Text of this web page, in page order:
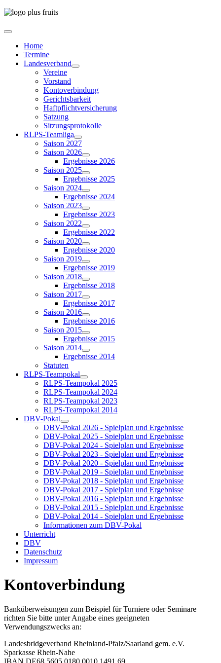
Home
Termine
Landesverband
Vereine
Vorstand
Kontoverbindung
Gerichtsbarkeit
Haftpflichtversicherung
Satzung
Sitzungsprotokolle
RLPS-Teamliga
Saison 2027
Saison 2026
Ergebnisse 2026
Saison 2025
Ergebnisse 2025
Saison 2024
Ergebnisse 2024
Saison 2023
Ergebnisse 2023
Saison 2022
Ergebnisse 2022
Saison 2020
Ergebnisse 2020
Saison 2019
Ergebnisse 2019
Saison 2018
Ergebnisse 2018
Saison 2017
Ergebnisse 2017
Saison 2016
Ergebnisse 2016
Saison 2015
Ergebnisse 2015
Saison 2014
Ergebnisse 2014
Statuten
RLPS-Teampokal
RLPS-Teampokal 2025
RLPS-Teampokal 2024
RLPS-Teampokal 2023
RLPS-Teampokal 2014
DBV-Pokal
DBV-Pokal 2026 - Spielplan und Ergebnisse
DBV-Pokal 2025 - Spielplan und Ergebnisse
DBV-Pokal 2024 - Spielplan und Ergebnisse
DBV-Pokal 2023 - Spielplan und Ergebnisse
DBV-Pokal 2020 - Spielplan und Ergebnisse
DBV-Pokal 2019 - Spielplan und Ergebnisse
DBV-Pokal 2018 - Spielplan und Ergebnisse
DBV-Pokal 2017 - Spielplan und Ergebnisse
DBV-Pokal 2016 - Spielplan und Ergebnisse
DBV-Pokal 2015 - Spielplan und Ergebnisse
DBV-Pokal 2014 - Spielplan und Ergebnisse
Informationen zum DBV-Pokal
Unterricht
DBV
Datenschutz
Impressum
Kontoverbindung
Banküberweisungen zum Beispiel für Turniere oder Seminare
richten Sie bitte unter Angabe eines geeigneten
Verwendungszwecks an:
Landesbridgeverband Rheinland-Pfalz/Saarland gem. e.V.
Sparkasse Rhein-Nahe
IBAN DE68 5605 0180 0010 1491 69